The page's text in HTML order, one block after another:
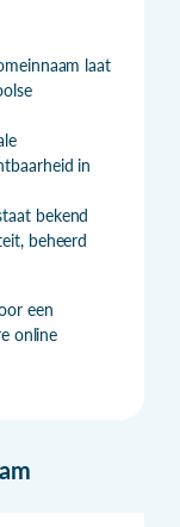
laat
in
bekend
beheerd
een
online